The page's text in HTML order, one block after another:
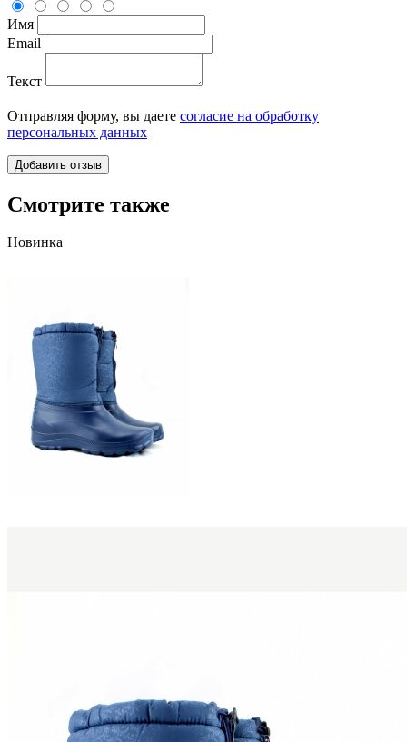
Имя
Email
Текст
Отправляя форму, вы даете согласие на обработку
персональных данных
Смотрите также
Новинка